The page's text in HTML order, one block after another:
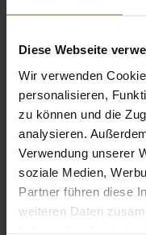
Diese Webseite
Wir verwenden
personalisieren,
zu können und die
analysieren.
Verwendung unserer
soziale Medien,
Partner führen diese
weiteren Daten
Bewertungen